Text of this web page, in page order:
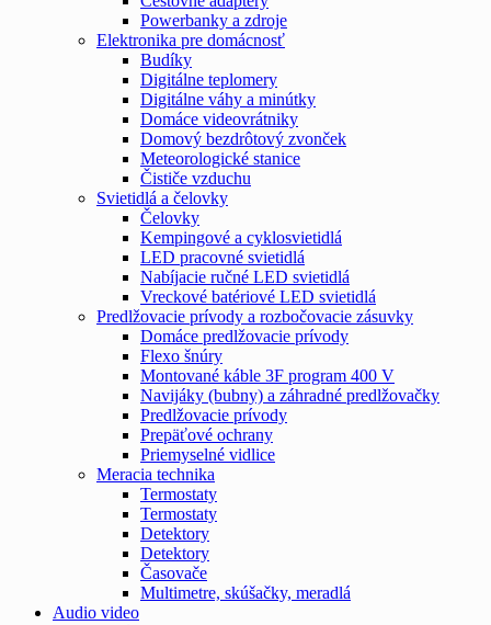
Powerbanky a zdroje
Elektronika pre domácnosť
Budíky
Digitálne teplomery
Digitálne váhy a minútky
Domáce videovrátniky
Domový bezdrôtový zvonček
Meteorologické stanice
Čističe vzduchu
Svietidlá a čelovky
Čelovky
Kempingové a cyklosvietidlá
LED pracovné svietidlá
Nabíjacie ručné LED svietidlá
Vreckové batériové LED svietidlá
Predlžovacie prívody a rozbočovacie zásuvky
Domáce predlžovacie prívody
Flexo šnúry
Montované káble 3F program 400 V
Navijáky (bubny) a záhradné predlžovačky
Predlžovacie prívody
Prepäťové ochrany
Priemyselné vidlice
Meracia technika
Termostaty
Termostaty
Detektory
Detektory
Časovače
Multimetre, skúšačky, meradlá
Audio video